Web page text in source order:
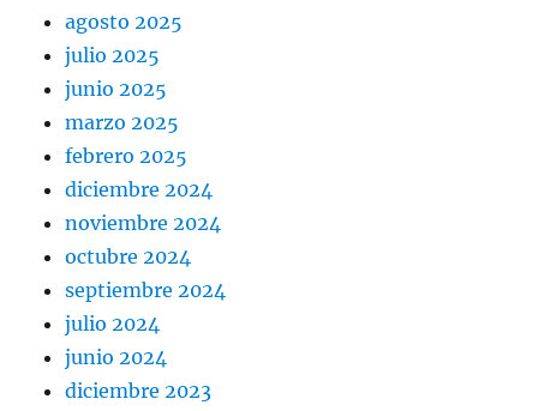
agosto 2025
julio 2025
junio 2025
marzo 2025
febrero 2025
diciembre 2024
noviembre 2024
octubre 2024
septiembre 2024
julio 2024
junio 2024
diciembre 2023